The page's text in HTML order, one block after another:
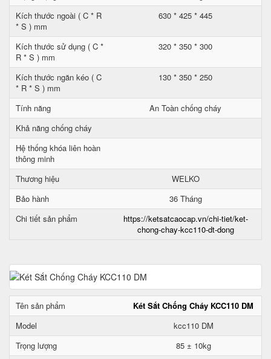
Kích thước ngoài ( C * R
* S ) mm
630 * 425 * 445
Kích thước sử dụng ( C *
R * S ) mm
320 * 350 * 300
Kích thước ngăn kéo ( C
* R * S ) mm
130 * 350 * 250
Tính năng
An Toàn chống cháy
Khả năng chống cháy
Hệ thống khóa liên hoàn
thông minh
Thương hiệu
WELKO
Bảo hành
36 Tháng
Chi tiết sản phẩm
https://ketsatcaocap.vn/chi-tiet/ket-
chong-chay-kcc110-dt-dong
Tên sản phẩm
Két Sắt Chống Cháy KCC110 DM
Model
kcc110 DM
Trọng lượng
85 ± 10kg